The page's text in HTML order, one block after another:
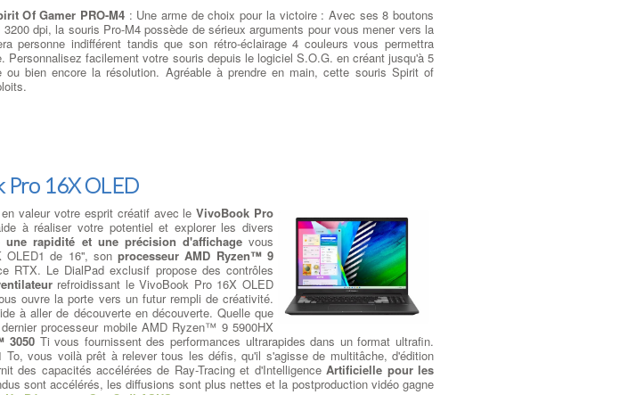
Of Gamer PRO-M4: Une arme de choix pour la victoire : Avec ses 8 boutons
dpi, la souris Pro-M4 possède de sérieux arguments pour vous mener vers la
personne indifférent tandis que son rétro-éclairage 4 couleurs vous permettra
Personnalisez facilement votre souris depuis le logiciel S.O.G. en créant jusqu'à 5
ou bien encore la résolution. Agréable à prendre en main, cette souris Spirit of
Pro 16X OLED
valeur votre esprit créatif avec leVivoBook Pro
à réaliser votre potentiel et explorer les divers
une rapidité et une précision d'affichagevous
OLED1 de 16'', sonprocesseur AMD Ryzen™ 9
RTX. Le DialPad exclusif propose des contrôles
refroidissant le VivoBook Pro 16X OLED
ouvre la porte vers un futur rempli de créativité.
à aller de découverte en découverte. Quelle que
processeur mobile AMD Ryzen™ 9 5900HX
3050 Ti vous fournissent des performances ultrarapides dans un format ultrafin.
vous voilà prêt à relever tous les défis, qu'il s'agisse de multitâche, d'édition
des capacités accélérées de Ray-Tracing et d'IntelligenceArtificielle pour les
sont accélérés, les diffusions sont plus nettes et la postproduction vidéo gagne